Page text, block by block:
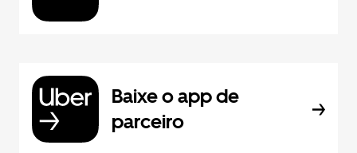
Baixe o app de
parceiro